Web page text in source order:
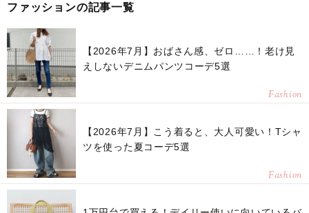
ファッションの記事一覧
【2026年7月】おばさん感、ゼロ……！老け見
えしないデニムパンツコーデ5選
Fashion
【2026年7月】こう着ると、大人可愛い！Tシャ
ツを使った夏コーデ5選
Fashion